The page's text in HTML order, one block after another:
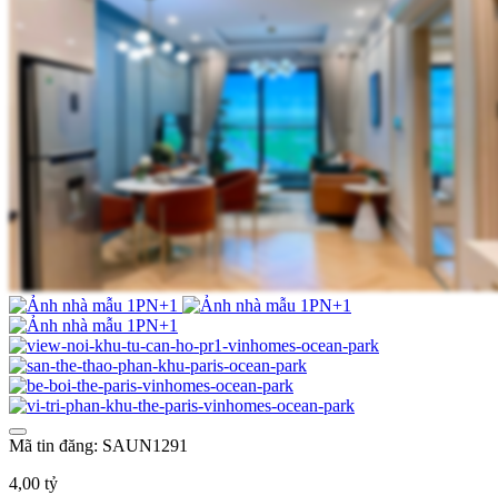
Mã tin đăng: SAUN1291
4,00 tỷ